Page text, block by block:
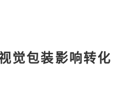
觉包装影响转化